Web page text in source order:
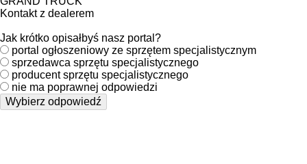
Kontakt z dealerem
Jak krótko opisałbyś nasz portal?
portal ogłoszeniowy ze sprzętem specjalistycznym
sprzedawca sprzętu specjalistycznego
producent sprzętu specjalistycznego
nie ma poprawnej odpowiedzi
Wybierz odpowiedź